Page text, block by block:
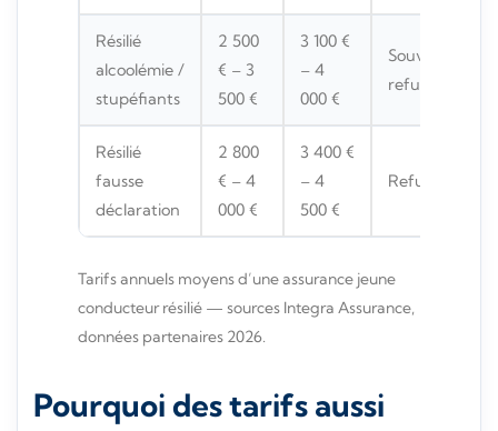
Résilié
alcoolémie /
stupéfiants
2 500
€ – 3
500 €
3 100 €
– 4
000 €
Souvent
refusé
Résilié
fausse
déclaration
2 800
€ – 4
000 €
3 400 €
– 4
500 €
Refusé
Tarifs annuels moyens d’une assurance jeune
conducteur résilié — sources Integra Assurance,
données partenaires 2026.
Pourquoi des tarifs aussi